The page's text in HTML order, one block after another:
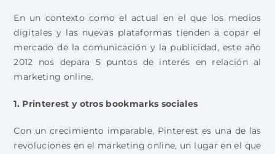
En un contexto como el actual en el que los medios
digitales y las nuevas plataformas tienden a copar el
mercado de la comunicación y la publicidad, este año
2012 nos depara 5 puntos de interés en relación al
marketing online.
1. Printerest y otros bookmarks sociales
Con un crecimiento imparable, Pinterest es una de las
revoluciones en el marketing online, un lugar en el que